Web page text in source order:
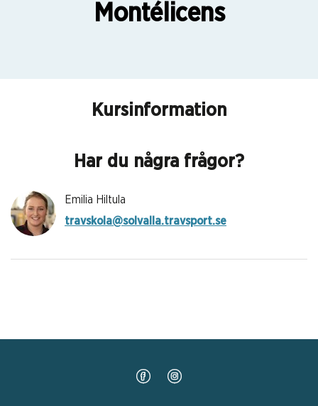
Montélicens
Kursinformation
Har du några frågor?
Emilia Hiltula
travskola@solvalla.travsport.se